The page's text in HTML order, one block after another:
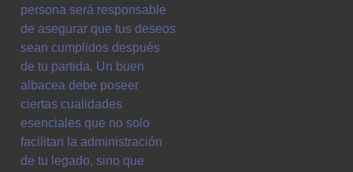
persona será responsable
de asegurar que tus deseos
sean cumplidos después
de tu partida. Un buen
albacea debe poseer
ciertas cualidades
esenciales que no solo
facilitan la administración
de tu legado, sino que